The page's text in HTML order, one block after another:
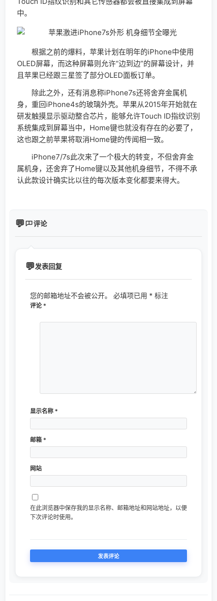
中。
根据之前的爆料，苹果计划在明年的iPhone中使用
OLED屏幕，而这种屏幕则允许“边到边”的屏幕设计，并
且苹果已经跟三星签了部分OLED面板订单。
除此之外，还有消息称iPhone7s还将舍弃金属机
身，重回iPhone4s的玻璃外壳。苹果从2015年开始就在
研发触摸显示驱动整合芯片，能够允许Touch ID指纹识别
系统集成到屏幕当中，Home键也就没有存在的必要了，
这也跟之前苹果将取消Home键的传闻相一致。
iPhone7/7s此次来了一个极大的转变，不但舍弃金
属机身，还舍弃了Home键以及其他机身细节，不得不承
认此款设计确实比以往的每次版本变化都要来得大。
评论
发表回复
您的邮箱地址不会被公开。 必填项已用 * 标注
评论 *
显示名称 *
邮箱 *
网站
在此浏览器中保存我的显示名称、邮箱地址和网站地址，以便
下次评论时使用。